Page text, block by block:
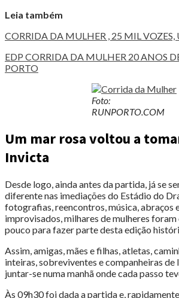
Leia também
CORRIDA DA MULHER , 25 MIL
EDP CORRIDA DA MULHER 20 ANOS
PORTO
Foto:
RUNPORTO.COM
Um mar rosa voltou a
Invicta
Desde logo, ainda antes da partida, já se
diferente nas imediações do Estádio do
fotografias, reencontros, música, abraços
improvisados, milhares de mulheres
pouco para fazer parte desta edição
Assim, amigas, mães e filhas, atletas,
inteiras, sobreviventes e companheiras de
juntar-se numa manhã onde cada passo
Às 09h30 foi dada a partida e,